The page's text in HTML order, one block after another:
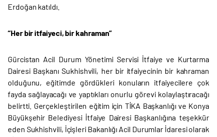
Erdoğan katıldı.
“Her bir itfaiyeci, bir kahraman”
Gürcistan Acil Durum Yönetimi Servisi İtfaiye ve Kurtarma
Dairesi Başkanı Sukhishvili, her bir itfaiyecinin bir kahraman
olduğunu, eğitimde gördükleri konuların itfaiyecilere çok
fayda sağlayacağı ve yaptıkları onurlu görevi kolaylaştıracağı
belirtti. Gerçekleştirilen eğitim için TİKA Başkanlığı ve Konya
Büyükşehir Belediyesi İtfaiye Dairesi Başkanlığına teşekkür
eden Sukhishvili, İçişleri Bakanlığı Acil Durumlar İdaresi olarak